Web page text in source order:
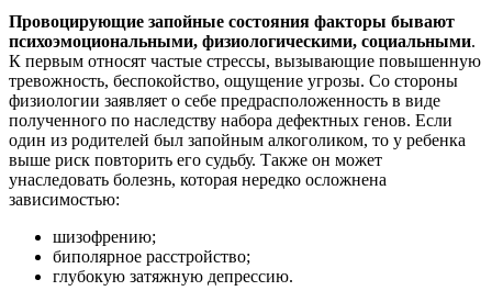
Провоцирующие запойные состояния факторы бывают
психоэмоциональными, физиологическими, социальными.
К первым относят частые стрессы, вызывающие повышенную
тревожность, беспокойство, ощущение угрозы. Со стороны
физиологии заявляет о себе предрасположенность в виде
полученного по наследству набора дефектных генов. Если
один из родителей был запойным алкоголиком, то у ребенка
выше риск повторить его судьбу. Также он может
унаследовать болезнь, которая нередко осложнена
зависимостью:
шизофрению;
биполярное расстройство;
глубокую затяжную депрессию.